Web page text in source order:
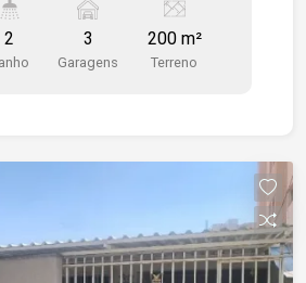
e frente com 3 vagas de
das vagas cobertas. Bairro com
de comércios, farmácias,
2 3
Garagens
200 m²
Terreno